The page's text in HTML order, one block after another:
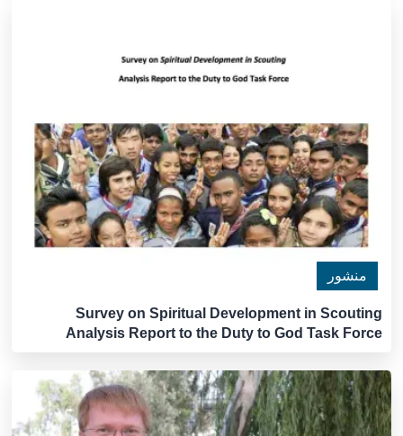
منشور
Survey on Spiritual Development in Scouting
Analysis Report to the Duty to God Task Force